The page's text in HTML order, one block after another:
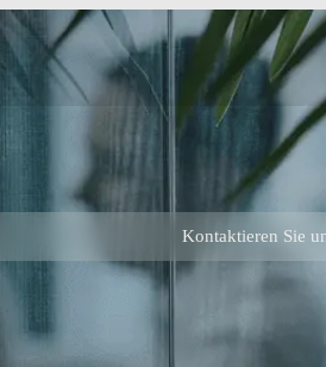
Kontaktieren Sie